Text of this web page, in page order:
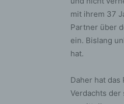
mit ihrem 37
Partner über
ein. Bislang
hat.
Daher hat
Verdachts der